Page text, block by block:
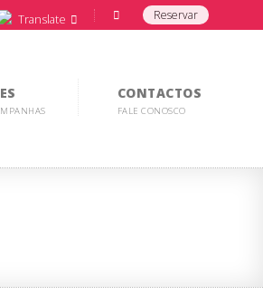
Reservar
Translate
CONTACTOS
FALE CONOSCO